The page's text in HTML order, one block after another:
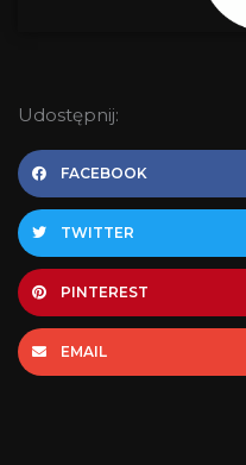
Udostępnij:
FACEBOOK
TWITTER
PINTEREST
EMAIL